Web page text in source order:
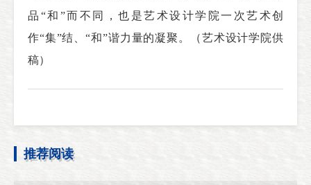
品“和”而不同，也是艺术设计学院一次艺术创
作“集”结、“和”谐力量的凝聚。（艺术设计学院供
稿）
推荐阅读